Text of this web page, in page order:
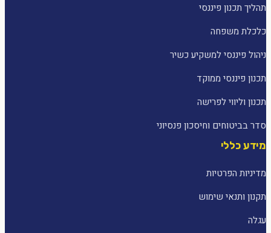
תהליך תכנון פיננסי
כלכלת משפחה
ניהול פיננסי למשקיע כשיר
תכנון פיננסי ממוקד
תכנון וליווי לפרישה
סדר בביטוחים וחיסכון פנסיוני
מידע כללי
מדיניות הפרטיות
תקנון ותנאי שימוש
עגלה